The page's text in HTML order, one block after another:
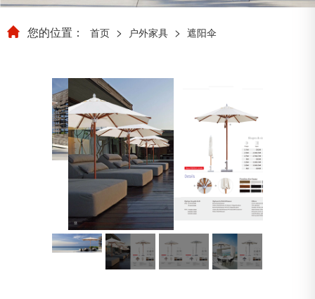
您的位置： 首页 > 户外家具 > 遮阳伞